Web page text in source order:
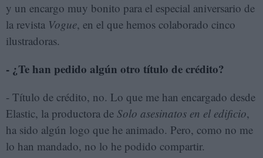
y un encargo muy bonito para el especial aniversario de
la revista Vogue, en el que hemos colaborado cinco
ilustradoras.
- ¿Te han pedido algún otro título de crédito?
- Título de crédito, no. Lo que me han encargado desde
Elastic, la productora de Solo asesinatos en el edificio,
ha sido algún logo que he animado. Pero, como no me
lo han mandado, no lo he podido compartir.